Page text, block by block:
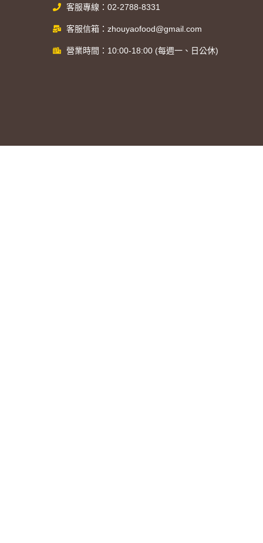
客服專線：02-2788-8331
客服信箱：zhouyaofood@gmail.com
營業時間：10:00-18:00 (每週一、日公休)